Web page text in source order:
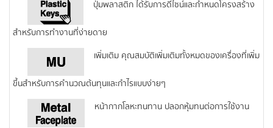
ปุ่มพลาสติก ได้รับการดีไซน์และกำหนดโครงสร้าง
สำหรับการทำงานที่ง่ายดาย
เพิ่มเติม คุณสมบัติเพิ่มเติมทั้งหมดของเครื่องที่เพิ่ม
ขึ้นสำหรับการคำนวณต้นทุนและกำไรแบบง่ายๆ
หน้ากากโลหะทนทาน ปลอกหุ้มทนต่อการใช้งาน